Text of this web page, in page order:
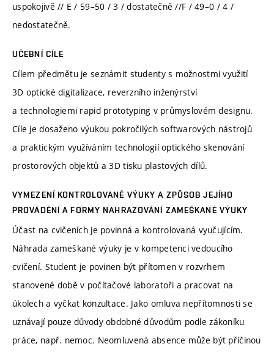
uspokojivě // E / 59–50 / 3 / dostatečně //F / 49–0 / 4 /
nedostatečně.
UČEBNÍ CÍLE
Cílem předmětu je seznámit studenty s možnostmi využití
3D optické digitalizace, reverzního inženýrství
a technologiemi rapid prototyping v průmyslovém designu.
Cíle je dosaženo výukou pokročilých softwarových nástrojů
a praktickým využíváním technologií optického skenování
prostorových objektů a 3D tisku plastových dílů.
VYMEZENÍ KONTROLOVANÉ VÝUKY A ZPŮSOB JEJÍHO
PROVÁDĚNÍ A FORMY NAHRAZOVÁNÍ ZAMEŠKANÉ VÝUKY
Účast na cvičeních je povinná a kontrolovaná vyučujícím.
Náhrada zameškané výuky je v kompetenci vedoucího
cvičení. Student je povinen být přítomen v rozvrhem
stanovené době v počítačové laboratoři a pracovat na
úkolech a vyčkat konzultace. Jako omluva nepřítomnosti se
uznávají pouze důvody obdobné důvodům podle zákoníku
práce, např. nemoc. Neomluvená absence může být příčinou